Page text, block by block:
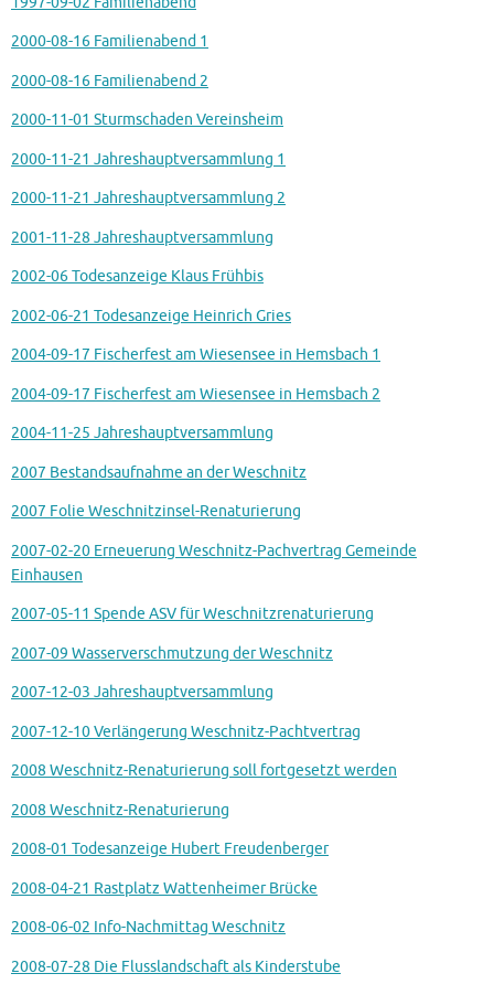
2000-08-16 Familienabend 1
2000-08-16 Familienabend 2
2000-11-01 Sturmschaden Vereinsheim
2000-11-21 Jahreshauptversammlung 1
2000-11-21 Jahreshauptversammlung 2
2001-11-28 Jahreshauptversammlung
2002-06 Todesanzeige Klaus Frühbis
2002-06-21 Todesanzeige Heinrich Gries
2004-09-17 Fischerfest am Wiesensee in Hemsbach 1
2004-09-17 Fischerfest am Wiesensee in Hemsbach 2
2004-11-25 Jahreshauptversammlung
2007 Bestandsaufnahme an der Weschnitz
2007 Folie Weschnitzinsel-Renaturierung
2007-02-20 Erneuerung Weschnitz-Pachvertrag Gemeinde
Einhausen
2007-05-11 Spende ASV für Weschnitzrenaturierung
2007-09 Wasserverschmutzung der Weschnitz
2007-12-03 Jahreshauptversammlung
2007-12-10 Verlängerung Weschnitz-Pachtvertrag
2008 Weschnitz-Renaturierung soll fortgesetzt werden
2008 Weschnitz-Renaturierung
2008-01 Todesanzeige Hubert Freudenberger
2008-04-21 Rastplatz Wattenheimer Brücke
2008-06-02 Info-Nachmittag Weschnitz
2008-07-28 Die Flusslandschaft als Kinderstube